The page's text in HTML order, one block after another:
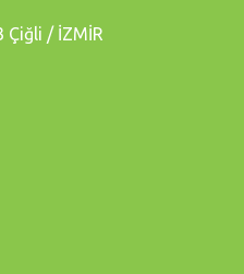
Çiğli / İZMİR